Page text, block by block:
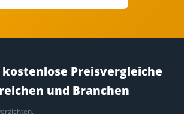
kostenlose Preisvergleiche
und Branchen